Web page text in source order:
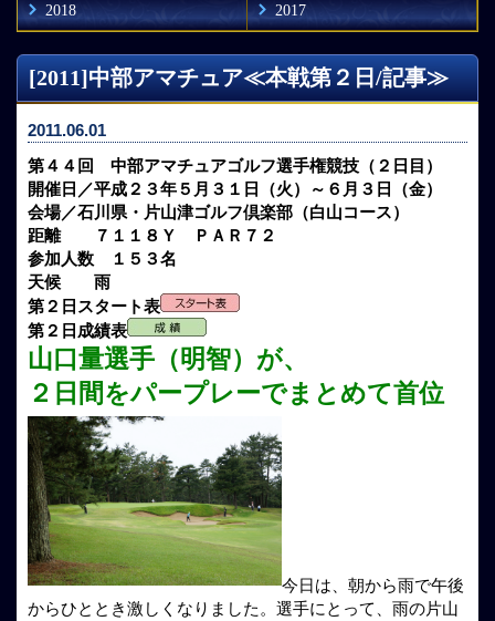
2018 2017
[2011]中部アマチュア≪本戦第２日/記事≫
2011.06.01
第４４回 中部アマチュアゴルフ選手権競技（２日目）
開催日／平成２３年５月３１日（火）～６月３日（金）
会場／石川県・片山津ゴルフ倶楽部（白山コース）
距離 ７１１８Ｙ ＰＡＲ７２
参加人数 １５３名
天候 雨
第２日スタート表
第２日成績表
山口量選手（明智）が、
２日間をパープレーでまとめて首位
今日は、朝から雨で午後
からひととき激しくなりました。選手にとって、雨の片山